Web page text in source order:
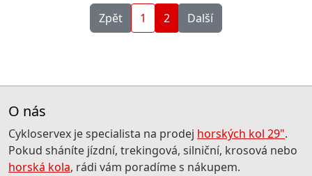
Zpět 1 2 Další
O nás
Cykloservex je specialista na prodej horských kol 29".
Pokud sháníte jízdní, trekingová, silniční, krosová nebo
horská kola, rádi vám poradíme s nákupem.